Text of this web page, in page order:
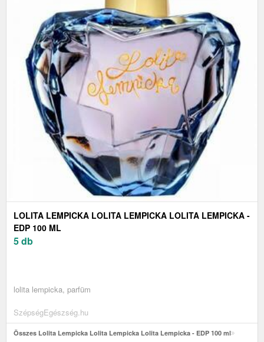
LOLITA LEMPICKA LOLITA LEMPICKA LOLITA LEMPICKA -
EDP 100 ML
5 db
lolita lempicka, parfüm
SzépségEgészség.hu
Összes Lolita Lempicka Lolita Lempicka Lolita Lempicka - EDP 100 ml